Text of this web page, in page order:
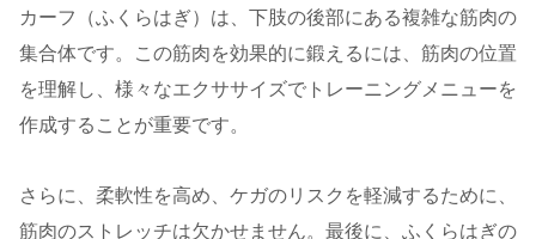
カーフ（ふくらはぎ）は、下肢の後部にある複雑な筋肉の
集合体です。この筋肉を効果的に鍛えるには、筋肉の位置
を理解し、様々なエクササイズでトレーニングメニューを
作成することが重要です。
さらに、柔軟性を高め、ケガのリスクを軽減するために、
筋肉のストレッチは欠かせません。最後に、ふくらはぎの